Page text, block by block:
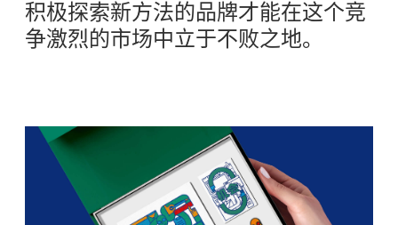
积极探索新方法的品牌才能在这个竞
争激烈的市场中立于不败之地。